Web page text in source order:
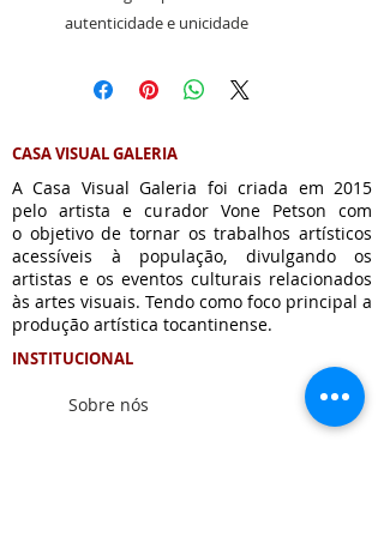
autenticidade e unicidade
CASA VISUAL GALERIA
A Casa Visual Galeria foi criada em 2015
pelo artista e curador Vone Petson com
o objetivo de tornar os trabalhos artísticos
acessíveis à população, divulgando os
artistas e os eventos culturais relacionados
às artes visuais. Tendo como foco principal a
produção artística tocantinense.
INSTITUCIONAL
Sobre nós